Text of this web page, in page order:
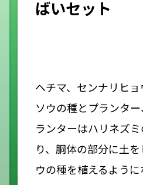
ばいセット
ヘチマ、センナリヒ
ソウの種とプランタ
ランターはハリネズ
り、胴体の部分に土
ウの種を植えるよう